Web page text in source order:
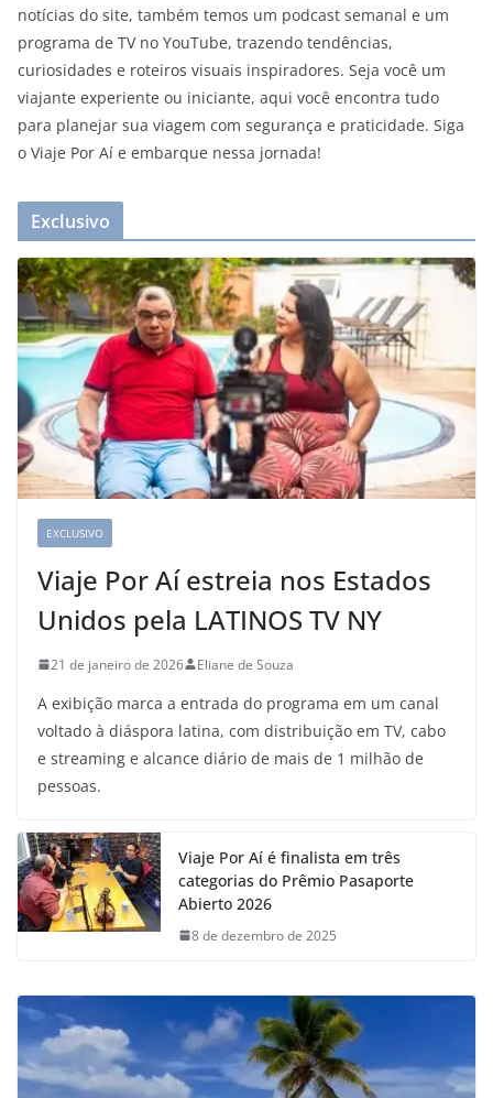
notícias do site, também temos um podcast semanal e um
programa de TV no YouTube, trazendo tendências,
curiosidades e roteiros visuais inspiradores. Seja você um
viajante experiente ou iniciante, aqui você encontra tudo
para planejar sua viagem com segurança e praticidade. Siga
o Viaje Por Aí e embarque nessa jornada!
Exclusivo
EXCLUSIVO
Viaje Por Aí estreia nos Estados
Unidos pela LATINOS TV NY
21 de janeiro de 2026 Eliane de Souza
A exibição marca a entrada do programa em um canal
voltado à diáspora latina, com distribuição em TV, cabo
e streaming e alcance diário de mais de 1 milhão de
pessoas.
Viaje Por Aí é finalista em três
categorias do Prêmio Pasaporte
Abierto 2026
8 de dezembro de 2025